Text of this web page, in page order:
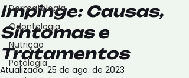
Dermatologia
Odontologia
Nutrição
Patologia
Impinge: Causas,
Sintomas e
Tratamentos
Atualizado: 25 de ago. de 2023